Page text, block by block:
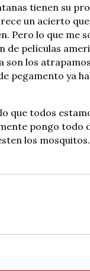
tienen su
un acierto
Pero lo que
películas
son los
pegamento ya
que todos
pongo todo
los mosquitos.